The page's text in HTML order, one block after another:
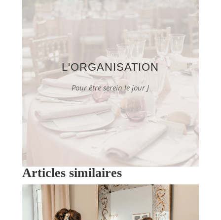
L'ORGANISATION
Pour être serein le jour J
Articles similaires